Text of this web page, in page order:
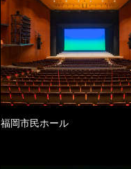
福岡市民ホール